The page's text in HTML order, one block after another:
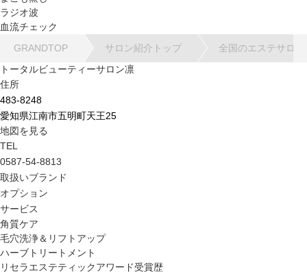
ラジオ波
血流チェック
GRANDTOP
サロン紹介トップ
全国のエステサロ
トータルビューティーサロン凛
住所
483-8248
愛知県江南市五明町天王25
地図を見る
TEL
0587-54-8813
取扱いブランド
オプション
サービス
角質ケア
毛穴洗浄＆リフトアップ
ハーブトリートメント
リセラエステティックアワード受賞歴